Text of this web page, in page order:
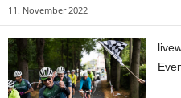
11. November 2022